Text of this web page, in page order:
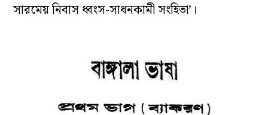
সারমেয় নিবাস ধ্বংস-সাধনকামী সংহিতা’।